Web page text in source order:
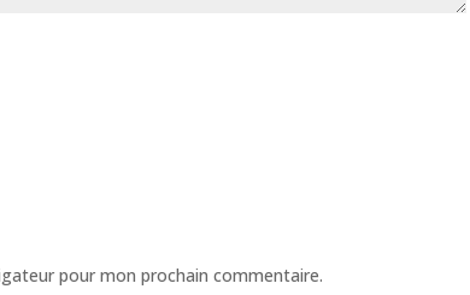
pour mon prochain commentaire.